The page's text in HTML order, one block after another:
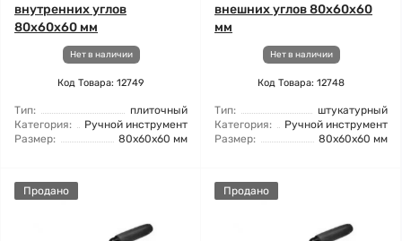
внутренних углов
80x60x60 мм
Нет в наличии
Код Товара: 12749
Тип:
плиточный
Категория:
Ручной инструмент
Размер:
80x60x60 мм
внешних углов 80x60x60
мм
Нет в наличии
Код Товара: 12748
Тип:
штукатурный
Категория:
Ручной инструмент
Размер:
80x60x60 мм
Продано Продано